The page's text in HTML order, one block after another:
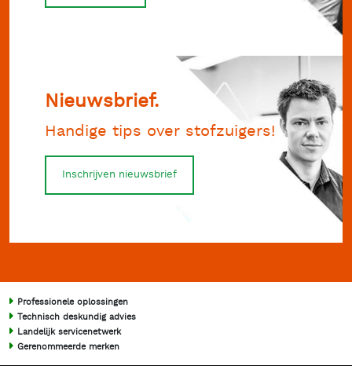
Nieuwsbrief.
Handige tips over stofzuigers!
Inschrijven nieuwsbrief
Professionele oplossingen
Technisch deskundig advies
Landelijk servicenetwerk
Gerenommeerde merken